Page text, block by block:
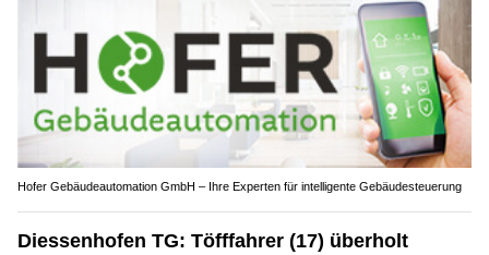
Hofer Gebäudeautomation GmbH – Ihre Experten für intelligente Gebäudesteuerung
Diessenhofen TG: Töfffahrer (17) überholt